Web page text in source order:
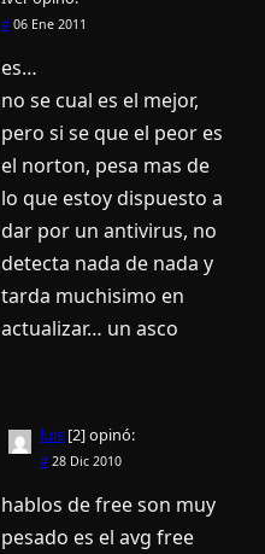
#06 Ene 2011
es…
no se cual es el mejor,
pero si se que el peor es
el norton, pesa mas de
lo que estoy dispuesto a
dar por un antivirus, no
detecta nada de nada y
tarda muchisimo en
actualizar… un asco
luis[2]opinó:
#28 Dic 2010
hablos de free son muy
pesado es el avg free